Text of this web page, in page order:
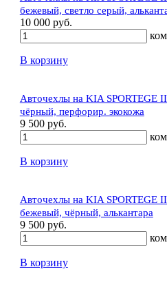
бежевый, светло серый,
10 000 руб.
В корзину
Авточехлы на KIA SPORTEGE
чёрный, перфорир. экокожа
9 500 руб.
В корзину
Авточехлы на KIA SPORTEGE
бежевый, чёрный, алькантара
9 500 руб.
В корзину